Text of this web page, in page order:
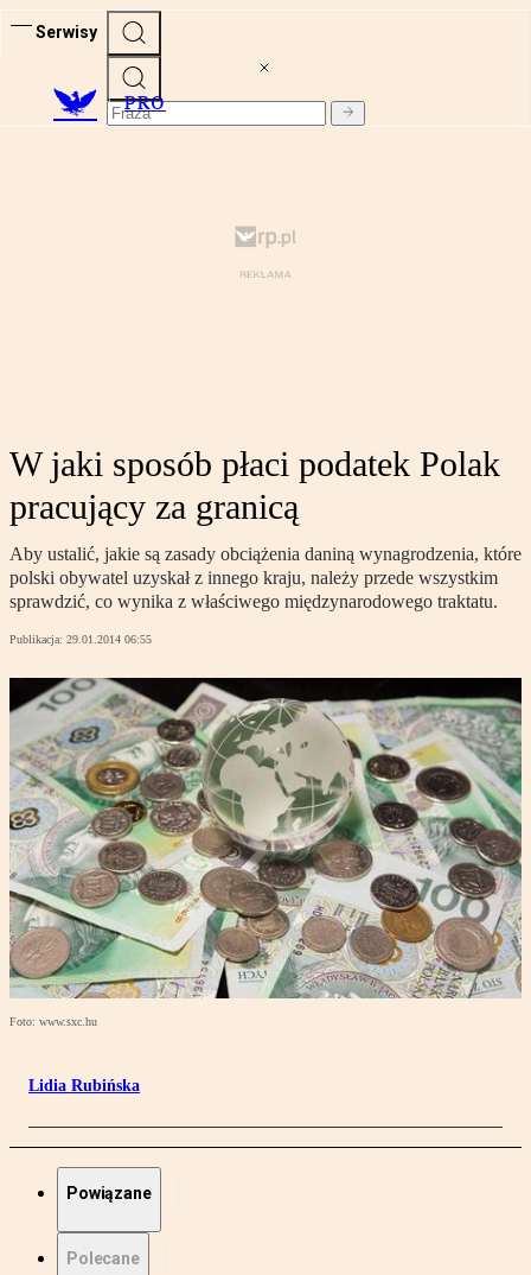
Serwisy
PRO
W jaki sposób płaci podatek Polak
pracujący za granicą
Aby ustalić, jakie są zasady obciążenia daniną wynagrodzenia, które
polski obywatel uzyskał z innego kraju, należy przede wszystkim
sprawdzić, co wynika z właściwego międzynarodowego traktatu.
Publikacja: 29.01.2014 06:55
Foto: www.sxc.hu
Lidia Rubińska
Powiązane
Polecane